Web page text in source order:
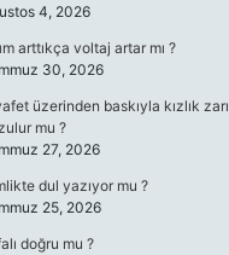
4, 2026
arttıkça voltaj artar mı ?
30, 2026
üzerinden baskıyla kızlık zarı
mu ?
27, 2026
dul yazıyor mu ?
25, 2026
doğru mu ?